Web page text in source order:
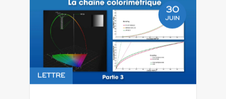
30
JUIN
LETTRE